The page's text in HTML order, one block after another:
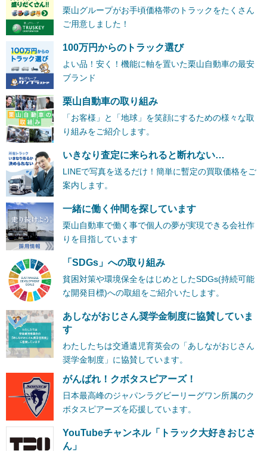
栗山グループがお手頃価格帯のトラックをたくさん
ご用意しました！
100万円からのトラック選び
よい品！安く！機能に軸を置いた栗山自動車の最安
ブランド
栗山自動車の取り組み
「お客様」と「地球」を笑顔にするための様々な取
り組みをご紹介します。
いきなり査定に来られると断れない…
LINEで写真を送るだけ！簡単に暫定の買取価格をご
案内します。
一緒に働く仲間を探しています
栗山自動車で働く事で個人の夢が実現できる会社作
りを目指しています
「SDGs」への取り組み
貧困対策や環境保全をはじめとしたSDGs(持続可能
な開発目標)への取組をご紹介いたします。
あしながおじさん奨学金制度に協賛していま
す
わたしたちは交通遺児育英会の「あしながおじさん
奨学金制度」に協賛しています。
がんばれ！クボタスピアーズ！
日本最高峰のジャパンラグビーリーグワン所属のク
ボタスピアーズを応援しています。
YouTubeチャンネル「トラック大好きおじさ
ん」